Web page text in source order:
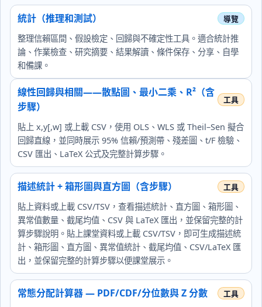
統計（推理和測試）
整理信賴區間、假設檢定、回歸與不確定性工具。適合統計推
論、作業檢查、研究摘要、結果解讀、條件保存、分享、自學
和備課。
線性回歸與相關——散點圖、最小二乘、R²（含
步驟）
貼上 x,y[,w] 或上載 CSV，使用 OLS、WLS 或 Theil–Sen 擬合
回歸直線，並同時展示 95% 信賴/預測帶、殘差圖、t/F 檢驗、
CSV 匯出、LaTeX 公式及完整計算步驟。
描述統計 + 箱形圖與直方圖（含步驟）
貼上資料或上載 CSV/TSV，查看描述統計、直方圖、箱形圖、
異常值數量、截尾均值、CSV 與 LaTeX 匯出，並保留完整的計
算步驟說明。貼上課堂資料或上載 CSV/TSV，即可生成描述統
計、箱形圖、直方圖、異常值統計、截尾均值、CSV/LaTeX 匯
出，並保留完整的計算步驟以便課堂展示。
常態分配計算器 — PDF/CDF/分位數與 Z 分數